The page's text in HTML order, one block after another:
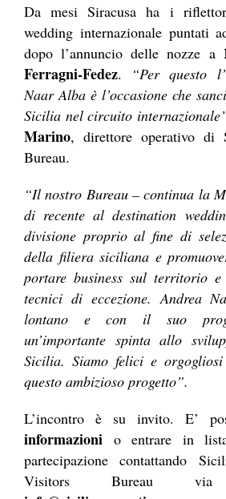
Da mesi Siracusa ha i
wedding internazionale puntati
dopo l’annuncio delle nozze a
Ferragni-Fedez.
“Per questo
Naar Alba è l’occasione che
Sicilia nel circuito
Marino, direttore operativo di
Bureau.
“Il nostro Bureau – continua la
di recente al destination
divisione proprio al fine di
della filiera siciliana e
portare business sul territorio
tecnici di eccezione. Andrea
lontano e con il suo
un’importante spinta allo
Sicilia. Siamo felici e
questo ambizioso progetto”.
L’incontro è su invito. E’
informazioni o entrare in
partecipazione contattando
Visitors Bureau